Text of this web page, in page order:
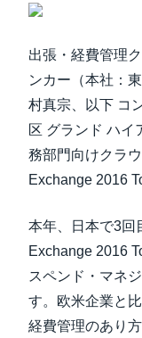
出張・経費管理
ンカー（本社：
村真宗、以下 コ
区 グランド ハイ
務部門向けクラ
Exchange 2016
本年、日本で3回
Exchange 2016
スペンド・マネ
す。欧米企業と
経費管理のあり